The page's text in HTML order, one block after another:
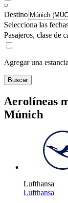
Destino
Selecciona las
Pasajeros, clase de
Agregar una
Buscar
Aerolíneas
Múnich
Lufthansa
Lufthansa